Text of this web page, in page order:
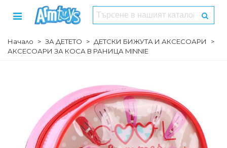
Начало > ЗА ДЕТЕТО > ДЕТСКИ БИЖУТА И АКСЕСОАРИ
>
АКСЕСОАРИ ЗА КОСА В РАНИЦА MINNIE